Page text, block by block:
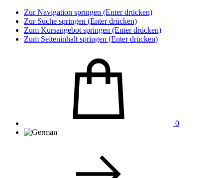
Zur Navigation springen (Enter drücken)
Zur Suche springen (Enter drücken)
Zum Kursangebot springen (Enter drücken)
Zum Seiteninhalt springen (Enter drücken)
0